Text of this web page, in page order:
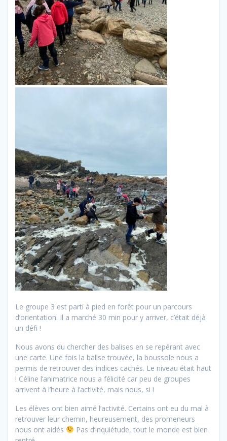
Le groupe 3 est parti à pied en forêt pour un parcours
d’orientation. Il a marché 30 min pour y arriver, c’était déjà
un défi !
Nous avons du chercher des balises en se repérant avec
une carte. Une fois la balise trouvée, la boussole nous a
permis de retrouver des indices cachés. Le niveau était haut
! Céline l’animatrice nous a félicité car peu de groupes
arrivent à l’heure à l’activité, mais nous, si !
Les élèves ont bien aimé l’activité. Certains ont eu du mal à
retrouver leur chemin, heureusement, des promeneurs
nous ont aidés
Pas d’inquiétude, tout le monde est bien